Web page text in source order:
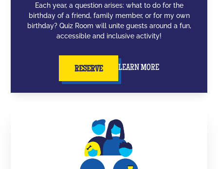
Each year, a question arises: what to do for the
birthday of a friend, family member, or for my own
birthday? Quiz Room will unite guests around a fun,
accessible and inclusive activity!
RESERVE LEARN MORE